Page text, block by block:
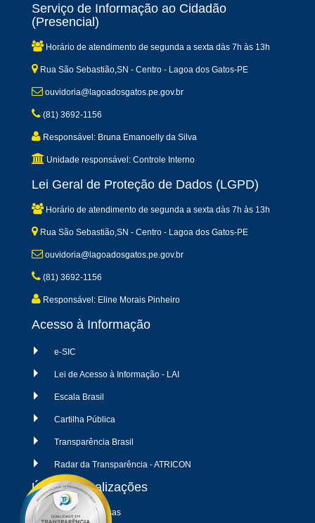
Serviço de Informação ao Cidadão
(Presencial)
Horário de atendimento de segunda a sexta dàs 7h às 13h
Rua São Sebastião,SN - Centro - Lagoa dos Gatos-PE
ouvidoria@lagoadosgatos.pe.gov.br
(81) 3692-1156
Responsável: Bruna Emanoelly da Silva
Unidade responsável: Controle Interno
Lei Geral de Proteção de Dados (LGPD)
Horário de atendimento de segunda a sexta dàs 7h às 13h
Rua São Sebastião,SN - Centro - Lagoa dos Gatos-PE
ouvidoria@lagoadosgatos.pe.gov.br
(81) 3692-1156
Responsável: Eline Morais Pinheiro
Acesso à Informação
e-SIC
Lei de Acesso à Informação - LAI
Escala Brasil
Cartilha Pública
Transparência Brasil
Radar da Transparência - ATRICON
Últimas atualizações
04/08/2026 - Despesas